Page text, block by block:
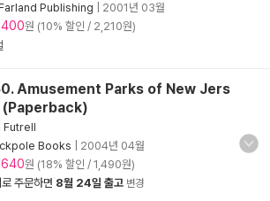
Publishing
2001년 03월
원 (10% 할인 / 2,210원)
Amusement Parks of New Jers
(Paperback)
Futrell
Books
2004년 04월
원 (18% 할인 / 1,490원)
로 주문하면 8월 24일 출고 변경